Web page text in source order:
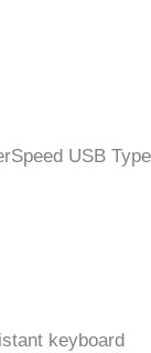
USB
keyboard